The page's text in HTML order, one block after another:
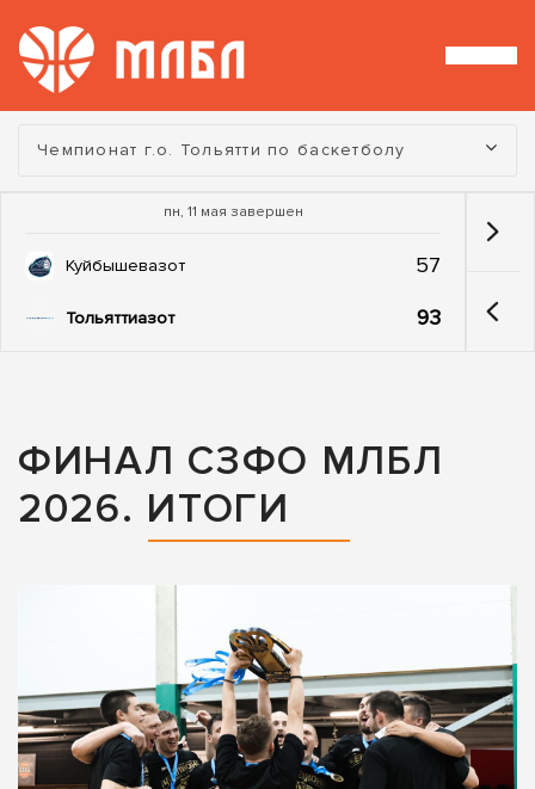
Турнир:
Чемпионат г.о. Тольятти по баскетболу
пн, 11 мая завершен
Куйбышевазот 57
Тольяттиазот 93
ФИНАЛ СЗФО МЛБЛ
2026. ИТОГИ